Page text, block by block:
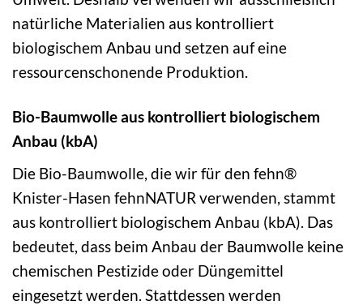
natürliche Materialien aus kontrolliert
biologischem Anbau und setzen auf eine
ressourcenschonende Produktion.
Bio-Baumwolle aus kontrolliert biologischem
Anbau (kbA)
Die Bio-Baumwolle, die wir für den fehn®
Knister-Hasen fehnNATUR verwenden, stammt
aus kontrolliert biologischem Anbau (kbA). Das
bedeutet, dass beim Anbau der Baumwolle keine
chemischen Pestizide oder Düngemittel
eingesetzt werden. Stattdessen werden